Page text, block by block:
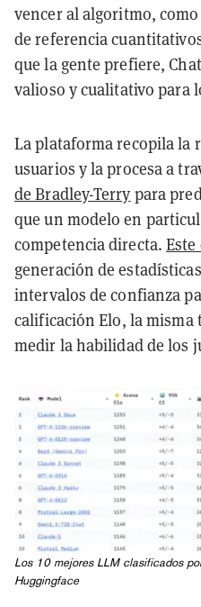
vencer al algoritmo,
de referencia
que la gente prefiere,
valioso y cualitativo para
La plataforma recopila la
usuarios y la procesa a
de Bradley-Terry para
que un modelo en
competencia directa.
generación de
intervalos de confianza
calificación Elo, la misma
medir la habilidad de los
Los 10 mejores LLM clasificados
Huggingface